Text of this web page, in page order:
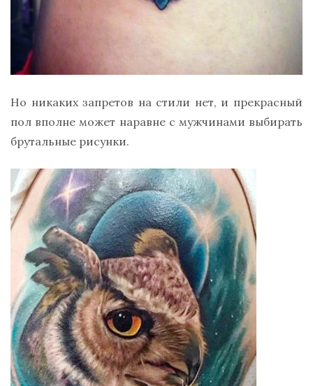
Но никаких запретов на стили нет, и прекрасный
пол вполне может наравне с мужчинами выбирать
брутальные рисунки.